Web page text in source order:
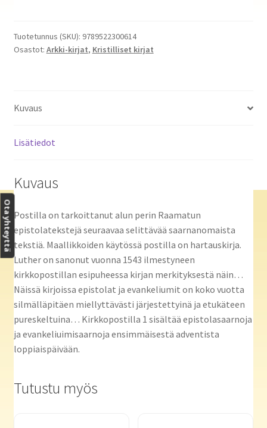
Tuotetunnus (SKU): 9789522300614
Osastot: Arkki-kirjat, Kristilliset kirjat
Kuvaus
Lisätiedot
Kuvaus
Postilla on tarkoittanut alun perin Raamatun
epistolatekstejä seuraavaa selittävää saarnanomaista
tekstiä. Maallikkoiden käytössä postilla on hartauskirja.
Luther on sanonut vuonna 1543 ilmestyneen
kirkkopostillan esipuheessa kirjan merkityksestä näin…
Näissä kirjoissa epistolat ja evankeliumit on koko vuotta
silmälläpitäen miellyttävästi järjestettyinä ja etukäteen
pureskeltuina… Kirkkopostilla 1 sisältää epistolasaarnoja
ja evankeliuimisaarnoja ensimmäisestä adventista
loppiaispäivään.
Tutustu myös
Ota yhteyttä